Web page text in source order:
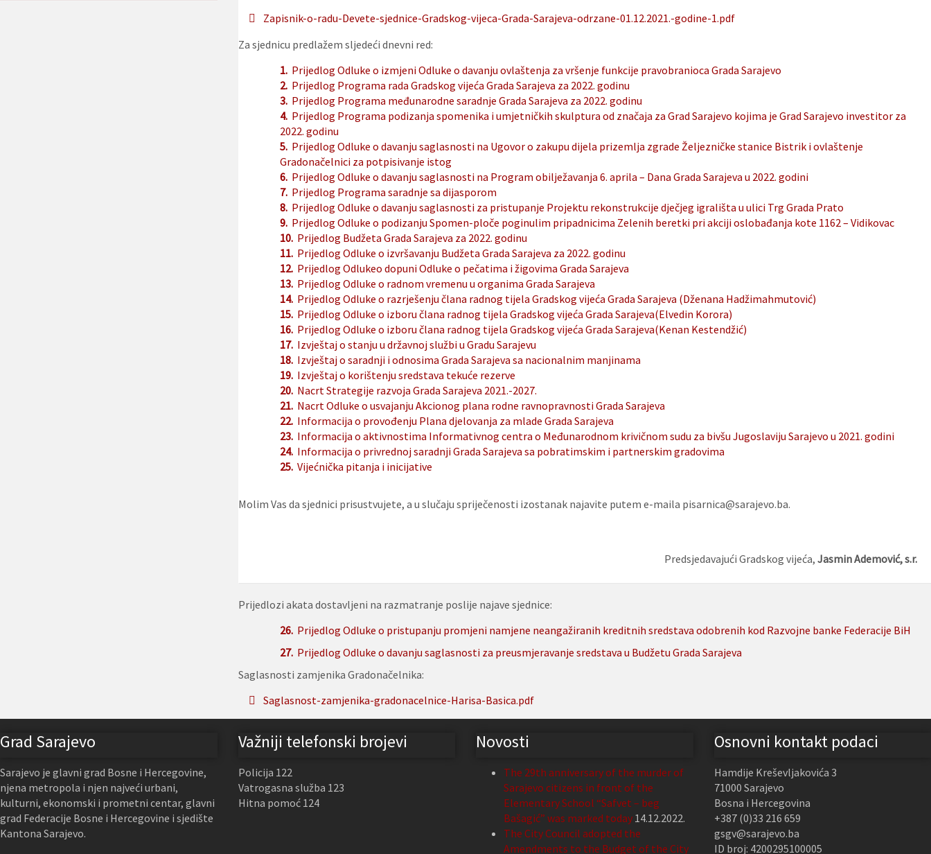
Zapisnik-o-radu-Devete-sjednice-Gradskog-vijeca-Grada-Sarajeva-odrzane-01.12.2021.-godine-1.pdf
Za sjednicu predlažem sljedeći dnevni red:
1. Prijedlog Odluke o izmjeni Odluke o davanju ovlaštenja za vršenje funkcije pravobranioca Grada Sarajevo
2. Prijedlog Programa rada Gradskog vijeća Grada Sarajeva za 2022. godinu
3. Prijedlog Programa međunarodne saradnje Grada Sarajeva za 2022. godinu
4. Prijedlog Programa podizanja spomenika i umjetničkih skulptura od značaja za Grad Sarajevo kojima je Grad Sarajevo investitor za
2022. godinu
5. Prijedlog Odluke o davanju saglasnosti na Ugovor o zakupu dijela prizemlja zgrade Željezničke stanice Bistrik i ovlaštenje
Gradonačelnici za potpisivanje istog
6. Prijedlog Odluke o davanju saglasnosti na Program obilježavanja 6. aprila – Dana Grada Sarajeva u 2022. godini
7. Prijedlog Programa saradnje sa dijasporom
8. Prijedlog Odluke o davanju saglasnosti za pristupanje Projektu rekonstrukcije dječjeg igrališta u ulici Trg Grada Prato
9. Prijedlog Odluke o podizanju Spomen-ploče poginulim pripadnicima Zelenih beretki pri akciji oslobađanja kote 1162 – Vidikovac
10. Prijedlog Budžeta Grada Sarajeva za 2022. godinu
11. Prijedlog Odluke o izvršavanju Budžeta Grada Sarajeva za 2022. godinu
12. Prijedlog Odlukeo dopuni Odluke o pečatima i žigovima Grada Sarajeva
13. Prijedlog Odluke o radnom vremenu u organima Grada Sarajeva
14. Prijedlog Odluke o razrješenju člana radnog tijela Gradskog vijeća Grada Sarajeva (Dženana Hadžimahmutović)
15. Prijedlog Odluke o izboru člana radnog tijela Gradskog vijeća Grada Sarajeva(Elvedin Korora)
16. Prijedlog Odluke o izboru člana radnog tijela Gradskog vijeća Grada Sarajeva(Kenan Kestendžić)
17. Izvještaj o stanju u državnoj službi u Gradu Sarajevu
18. Izvještaj o saradnji i odnosima Grada Sarajeva sa nacionalnim manjinama
19. Izvještaj o korištenju sredstava tekuće rezerve
20. Nacrt Strategije razvoja Grada Sarajeva 2021.-2027.
21. Nacrt Odluke o usvajanju Akcionog plana rodne ravnopravnosti Grada Sarajeva
22. Informacija o provođenju Plana djelovanja za mlade Grada Sarajeva
23. Informacija o aktivnostima Informativnog centra o Međunarodnom krivičnom sudu za bivšu Jugoslaviju Sarajevo u 2021. godini
24. Informacija o privrednoj saradnji Grada Sarajeva sa pobratimskim i partnerskim gradovima
25. Vijećnička pitanja i inicijative
Molim Vas da sjednici prisustvujete, a u slučaju spriječenosti izostanak najavite putem e-maila pisarnica@sarajevo.ba.
Predsjedavajući Gradskog vijeća, Jasmin Ademović, s.r.
Prijedlozi akata dostavljeni na razmatranje poslije najave sjednice:
26. Prijedlog Odluke o pristupanju promjeni namjene neangažiranih kreditnih sredstava odobrenih kod Razvojne banke Federacije BiH
27. Prijedlog Odluke o davanju saglasnosti za preusmjeravanje sredstava u Budžetu Grada Sarajeva
Saglasnosti zamjenika Gradonačelnika:
Saglasnost-zamjenika-gradonacelnice-Harisa-Basica.pdf
Grad Sarajevo
Sarajevo je glavni grad Bosne i Hercegovine,
njena metropola i njen najveći urbani,
kulturni, ekonomski i prometni centar, glavni
grad Federacije Bosne i Hercegovine i sjedište
Kantona Sarajevo.
Važniji telefonski brojevi
Policija 122
Vatrogasna služba 123
Hitna pomoć 124
Novosti
The 29th anniversary of the murder of
Sarajevo citizens in front of the
Elementary School “Safvet – beg
Bašagić” was marked today 14.12.2022.
The City Council adopted the
Amendments to the Budget of the City
Osnovni kontakt podaci
Hamdije Kreševljakovića 3
71000 Sarajevo
Bosna i Hercegovina
+387 (0)33 216 659
gsgv@sarajevo.ba
ID broj: 4200295100005